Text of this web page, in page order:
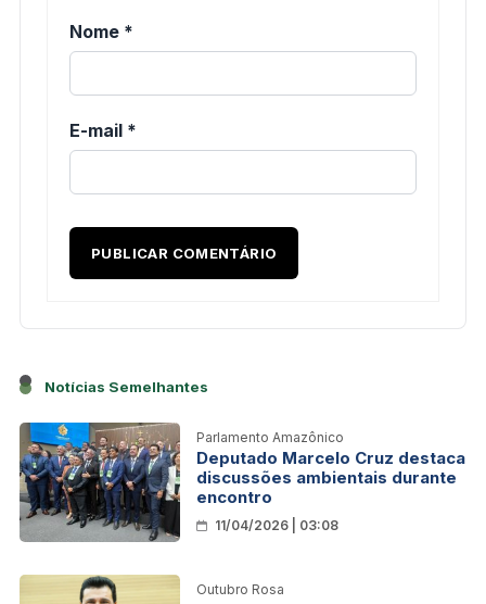
Nome *
E-mail *
Notícias Semelhantes
Parlamento Amazônico
Deputado Marcelo Cruz destaca
discussões ambientais durante
encontro
11/04/2026 | 03:08
Outubro Rosa